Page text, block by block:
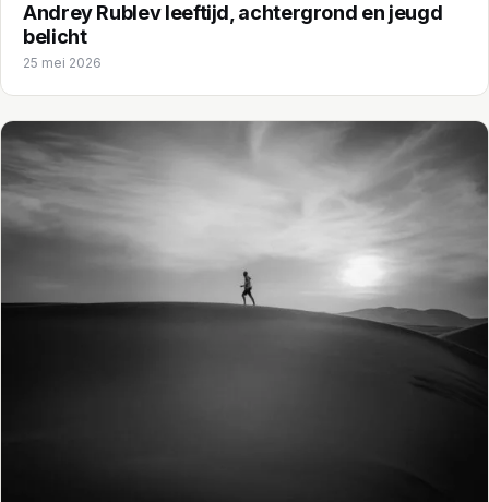
Andrey Rublev leeftijd, achtergrond en jeugd
belicht
25 mei 2026